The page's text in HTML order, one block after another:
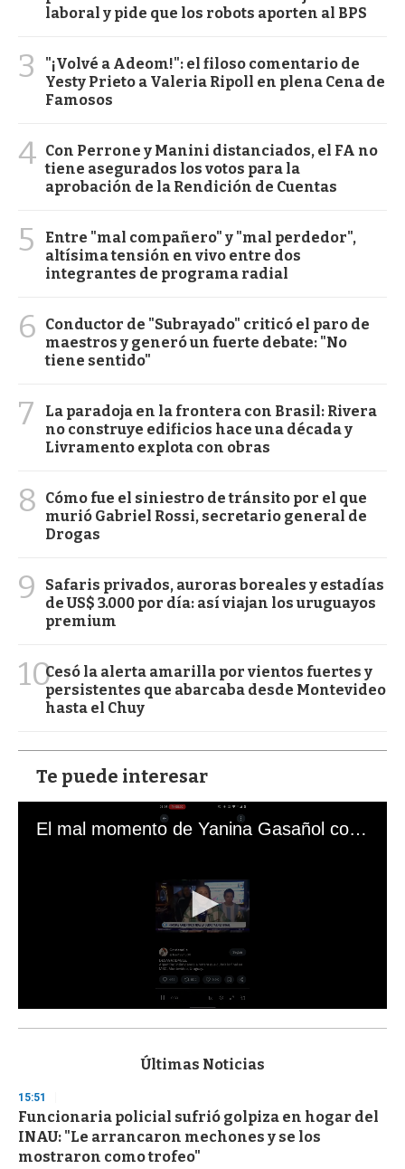
laboral y pide que los robots aporten al BPS
3
"¡Volvé a Adeom!": el filoso comentario de
Yesty Prieto a Valeria Ripoll en plena Cena de
Famosos
4 Con Perrone y Manini distanciados, el FA no
tiene asegurados los votos para la
aprobación de la Rendición de Cuentas
5
Entre "mal compañero" y "mal perdedor",
altísima tensión en vivo entre dos
integrantes de programa radial
6
Conductor de "Subrayado" criticó el paro de
maestros y generó un fuerte debate: "No
tiene sentido"
7
La paradoja en la frontera con Brasil: Rivera
no construye edificios hace una década y
Livramento explota con obras
8
Cómo fue el siniestro de tránsito por el que
murió Gabriel Rossi, secretario general de
Drogas
9
Safaris privados, auroras boreales y estadías
de US$ 3.000 por día: así viajan los uruguayos
premium
10Cesó la alerta amarilla por vientos fuertes y
persistentes que abarcaba desde Montevideo
hasta el Chuy
Te puede interesar
El mal momento de Yanina Gasañol con un hincha argentino en "Subrayado"
s
d
s
o
f
3
Últimas Noticias
15:51
Funcionaria policial sufrió golpiza en hogar del
INAU: "Le arrancaron mechones y se los
mostraron como trofeo"